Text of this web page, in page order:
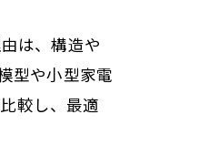
は、構造や
型や小型家電
較し、最適